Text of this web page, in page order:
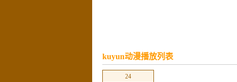
kuyun动漫播放列表
24